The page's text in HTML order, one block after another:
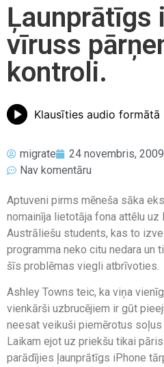
Ļaunprātīgs
vīruss
kontroli.
Klausīties audio formātā
migrate 24 novembris, 2009
Nav komentāru
Aptuveni pirms mēneša sāka
nomainīja lietotāja fona attēlu
Austrāliešu students, kas to
programma neko citu nedara un
šīs problēmas viegli atbrīvoties.
Ashley Towns teic, ka viņa
vienkārši uzbrucējiem ir gūt
neesat veikuši piemērotus
Laikam ejot uz priekšu tikai
parādījies ļaunprātīgs iPhone